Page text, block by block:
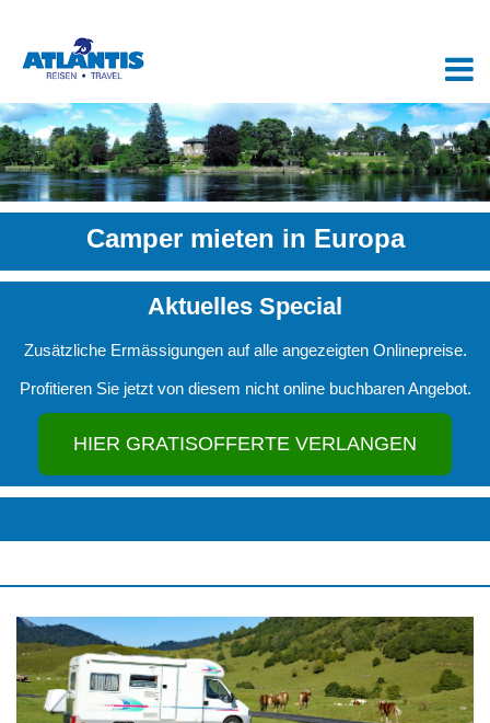
Camper mieten in Europa
Aktuelles Special
Zusätzliche Ermässigungen auf alle angezeigten Onlinepreise.
Profitieren Sie jetzt von diesem nicht online buchbaren Angebot.
HIER GRATISOFFERTE VERLANGEN